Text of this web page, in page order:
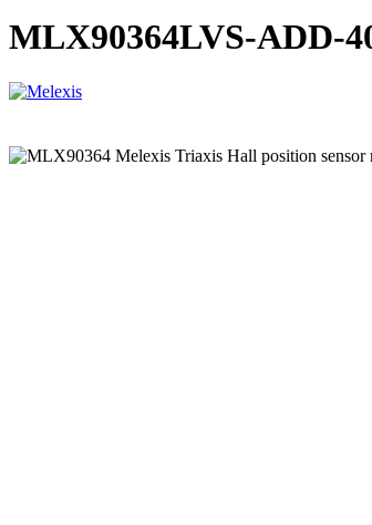
MLX90364LVS-ADD-